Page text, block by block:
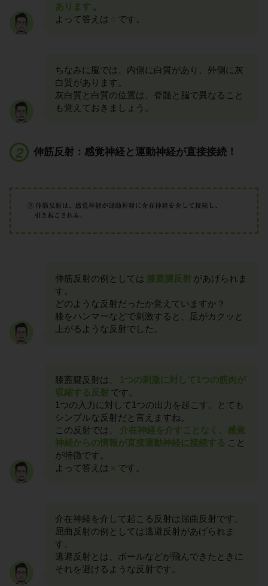
あります
よって答えは ○ です。
ちなみに脳では、内側に白質があり、外側に灰
白質があります。
灰白質と白質の位置は、脊髄と脳で異なること
も覚えておきましょう。
伸筋反射：感覚神経と運動神経が直接接続！
伸筋反射の例としては 膝蓋腱反射 があげられま
す。
どのような反射だったか覚えていますか？
膝をハンマーなどで刺激すると、足がカクッと
上がるような反射でした。
膝蓋腱反射は、
1つの刺激に対して1つの筋肉が
収縮する反射 です。
1つの入力に対して1つの出力を起こす。とても
シンプルな反射だと言えますね。
この反射では、
介在神経を介すことなく、感覚
神経からの情報が直接運動神経に接続する こと
が特徴です。
よって答えは × です。
介在神経を介して起こる反射は屈曲反射です。
屈曲反射の例としては逃避反射があげられま
す。
逃避反射とは、ボールなどが飛んできたときに
それを避けるような反射です。